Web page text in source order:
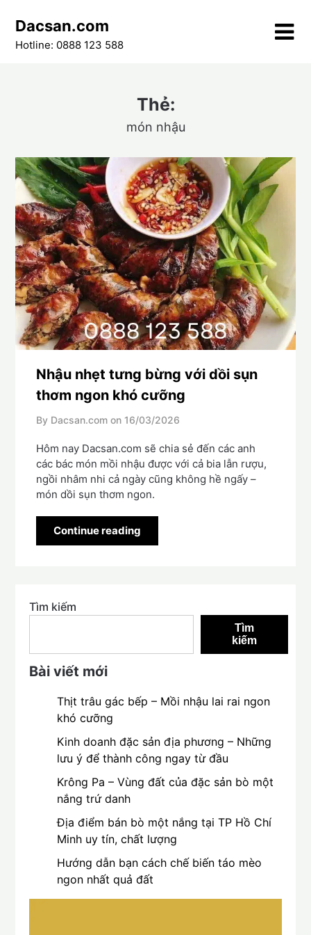
content
Dacsan.com
Hotline: 0888 123 588
Thẻ:
món nhậu
Nhậu nhẹt tưng bừng với dồi sụn
thơm ngon khó cưỡng
By Dacsan.com on 16/03/2026
Hôm nay Dacsan.com sẽ chia sẻ đến các anh
các bác món mồi nhậu được với cả bia lẫn rượu,
ngồi nhâm nhi cả ngày cũng không hề ngấy –
món dồi sụn thơm ngon.
Continue reading
Tìm kiếm
Tìm
kiếm
Bài viết mới
Thịt trâu gác bếp – Mồi nhậu lai rai ngon
khó cưỡng
Kinh doanh đặc sản địa phương – Những
lưu ý để thành công ngay từ đầu
Krông Pa – Vùng đất của đặc sản bò một
nắng trứ danh
Địa điểm bán bò một nắng tại TP Hồ Chí
Minh uy tín, chất lượng
Hướng dẫn bạn cách chế biến táo mèo
ngon nhất quả đất